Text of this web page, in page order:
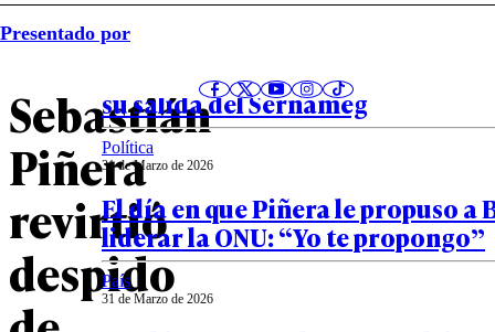
Presentado por
que
Sebastián
Piñera
revirtió
despido
01 de Abril de 2026
La decisión de Priscilla Carrasco
su salida del Sernameg
Política
31 de Marzo de 2026
El día en que Piñera le propuso a
liderar la ONU: “Yo te propongo”
País
31 de Marzo de 2026